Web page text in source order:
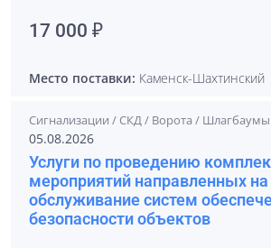
17 000 ₽
Место поставки: Каменск-Шахтинский
Сигнализации / СКД / Ворота / Шлагбаумы
05.08.2026
Услуги по проведению
мероприятий направленных на
обслуживание систем
безопасности объектов